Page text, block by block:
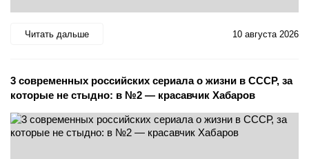
Читать дальше 10 августа 2026
3 современных российских сериала о жизни в СССР, за
которые не стыдно: в №2 — красавчик Хабаров